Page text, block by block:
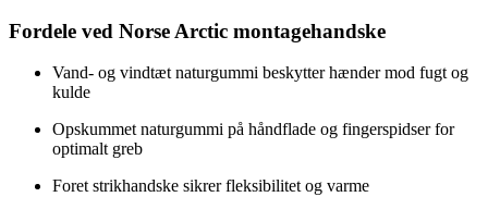
Fordele ved Norse Arctic montagehandske
Vand- og vindtæt naturgummi beskytter hænder mod fugt og
kulde
Opskummet naturgummi på håndflade og fingerspidser for
optimalt greb
Foret strikhandske sikrer fleksibilitet og varme